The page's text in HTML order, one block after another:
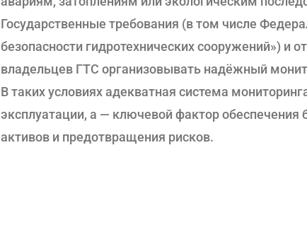
Государственные требования (в том числе
безопасности гидротехнических сооружений») и
владельцев ГТС организовывать надёжный
В таких условиях адекватная система
эксплуатации, а — ключевой фактор обеспечения
активов и предотвращения рисков.